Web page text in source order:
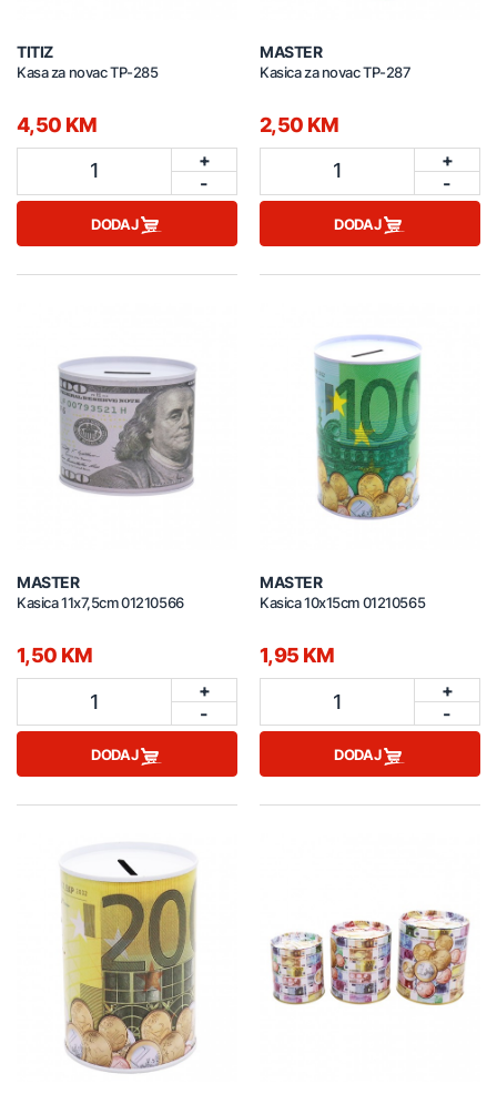
TITIZ
Kasa za novac TP-285
4,50 KM
1
+
-
DODAJ
MASTER
Kasica za novac TP-287
2,50 KM
1
+
-
DODAJ
MASTER
Kasica 11x7,5cm 01210566
1,50 KM
1
+
-
DODAJ
MASTER
Kasica 10x15cm 01210565
1,95 KM
1
+
-
DODAJ